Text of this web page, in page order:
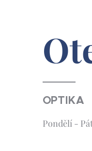
OPTIKA
Pondělí -